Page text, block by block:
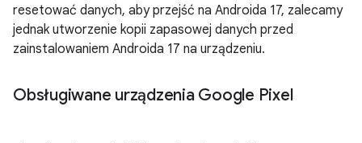
resetować danych, aby przejść na Androida 17, zalecamy
jednak utworzenie kopii zapasowej danych przed
zainstalowaniem Androida 17 na urządzeniu.
Obsługiwane urządzenia Google Pixel